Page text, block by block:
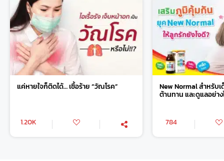
แค่หายใจก็ติดได้… เชื้อร้าย “วัณโรค”
1.20K
New Normal สำหรับ
ต้านทาน และดูแลอย่าง
784